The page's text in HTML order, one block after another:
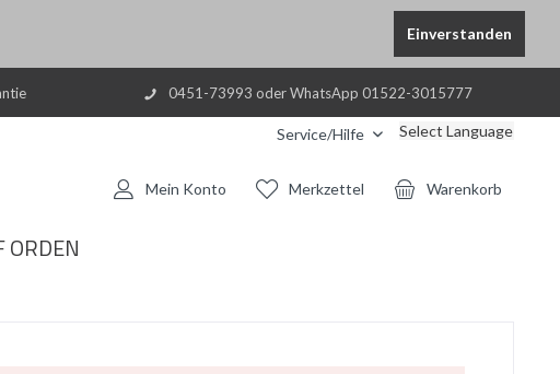
Einverstanden
0451-73993 oder WhatsApp 01522-3015777
Service/Hilfe Select Language
Warenkorb
Merkzettel
Mein Konto
ORDEN